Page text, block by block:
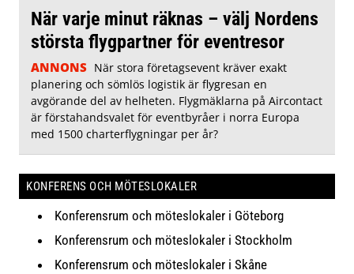
När varje minut räknas – välj Nordens
största flygpartner för eventresor
ANNONS När stora företagsevent kräver exakt
planering och sömlös logistik är flygresan en
avgörande del av helheten. Flygmäklarna på Aircontact
är förstahandsvalet för eventbyråer i norra Europa
med 1500 charterflygningar per år?
KONFERENS OCH MÖTESLOKALER
Konferensrum och möteslokaler i Göteborg
Konferensrum och möteslokaler i Stockholm
Konferensrum och möteslokaler i Skåne